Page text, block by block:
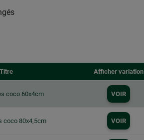
Titre Afficher variation
coco 60x4cm VOIR
coco 80x4,5cm VOIR